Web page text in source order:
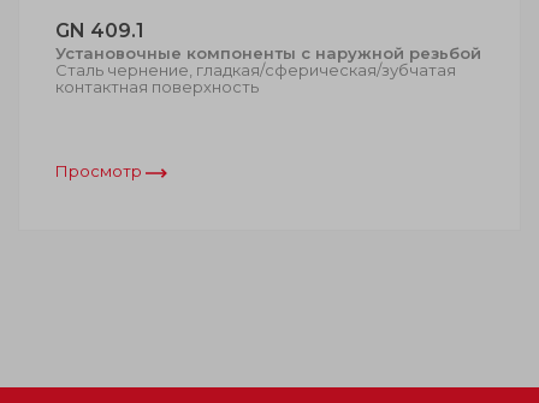
GN 409.1
Установочные компоненты с наружной резьбой
Сталь чернение, гладкая/сферическая/зубчатая
контактная поверхность
Просмотр